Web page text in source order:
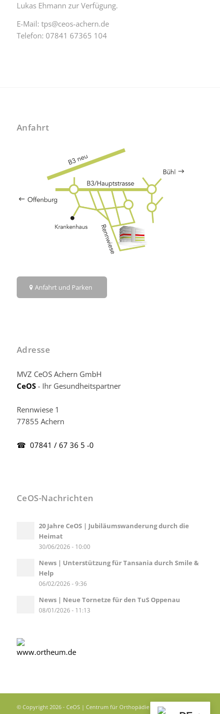
Lukas Ehmann zur Verfügung.
E-Mail: tps@ceos-achern.de
Telefon: 07841 67365 104
Anfahrt
Anfahrt und Parken
Adresse
MVZ CeOS Achern GmbH
CeOS- Ihr Gesundheitspartner
Rennwiese 1
77855 Achern
☎ 07841 / 67 36 5 -0
CeOS-Nachrichten
20 Jahre CeOS | Jubiläumswanderung durch die
Heimat
30/06/2026 - 10:00
News | Unterstützung für Tansania durch Smile &
Help
06/02/2026 - 9:36
News | Neue Tornetze für den TuS Oppenau
08/01/2026 - 11:13
© Copyright 2026 - CeOS | Centrum für Orthopädie und Sportmedizin |